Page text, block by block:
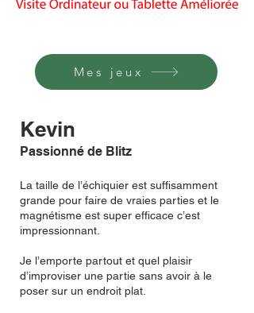
Mes jeux
Kevin
Passionné de Blitz
La taille de l’échiquier est suffisamment
grande pour faire de vraies parties et le
magnétisme est super efficace c’est
impressionnant.
Je l’emporte partout et quel plaisir
d’improviser une partie sans avoir à le
poser sur un endroit plat.